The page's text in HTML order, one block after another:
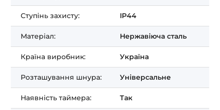
Ступінь захисту: IP44
Матеріал: Нержавіюча сталь
Країна виробник: Україна
Розташування шнура: Універсальне
Наявність таймера: Так Отримати ЗНИЖКУ!